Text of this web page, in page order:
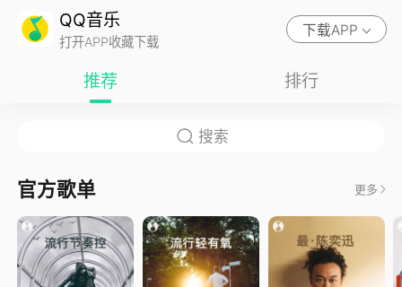
QQ音乐
打开APP收藏下载
下载APP
推荐 排行
官方歌单 更多